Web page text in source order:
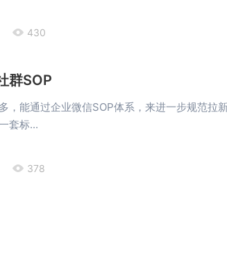
430
群SOP
，能通过企业微信SOP体系，来进一步规范拉
套标...
378